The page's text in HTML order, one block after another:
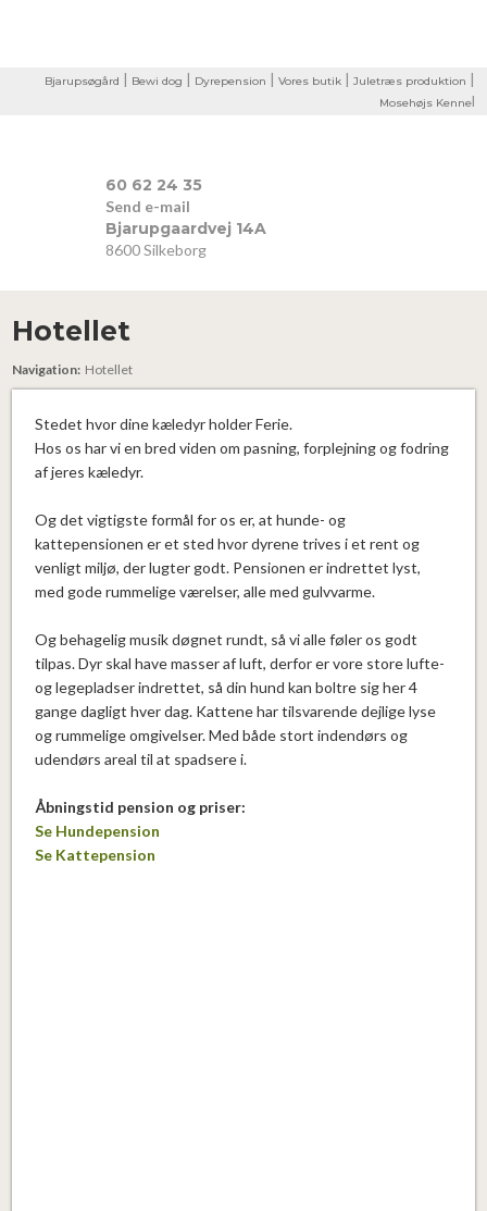
Bjarupsøgård | Bewi dog | Dyrepension |Vores butik |Juletræs produktion |
Mosehøjs Kennel​
​60 62 24 35
Send e-mail​
​Bjarupgaardvej 14A
8600 Silkeborg
Hotellet
Navigation: Hotellet
Stedet hvor dine kæledyr holder Ferie.
Hos os har vi en bred viden om pasning, forplejning og fodring
af jeres kæledyr.
Og det vigtigste formål for os er, at hunde- og
kattepensionen er et sted hvor dyrene trives i et rent og
venligt miljø, der lugter godt. Pensionen er indrettet lyst,
med gode rummelige værelser, alle med gulvvarme.
Og behagelig musik døgnet rundt, så vi alle føler os godt
tilpas. Dyr skal have masser af luft, derfor er vore store lufte-
og legepladser indrettet, så din hund kan boltre sig her 4
gange dagligt hver dag. Kattene har tilsvarende dejlige lyse
og rummelige omgivelser. Med både stort indendørs og
udendørs areal til at spadsere i.
Åbningstid pension og priser:
Se Hundepension
Se Kattepension